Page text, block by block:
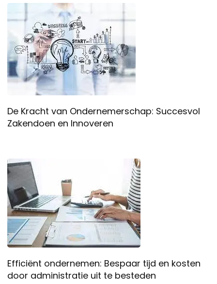
De Kracht van Ondernemerschap: Succesvol
Zakendoen en Innoveren
Efficiënt ondernemen: Bespaar tijd en kosten
door administratie uit te besteden